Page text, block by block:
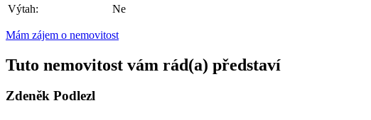
Výtah:
Ne
Mám zájem o nemovitost
Tuto nemovitost vám rád(a) představí
Zdeněk Podlezl